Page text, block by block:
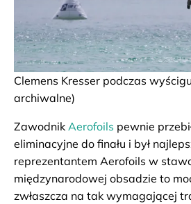
Clemens Kresser podczas
archiwalne)
Zawodnik Aerofoils pewnie
eliminacyjne do finału i był
reprezentantem Aerofoils w
międzynarodowej obsadzie to
zwłaszcza na tak wymagającej